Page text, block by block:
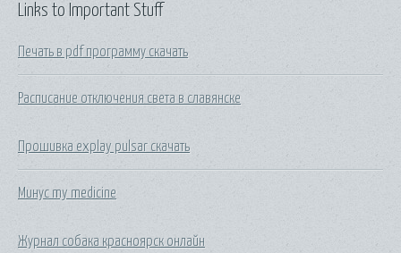
Links to Important Stuff
Печать в pdf программу скачать
Расписание отключения света в славянске
Прошивка explay pulsar скачать
Минус my medicine
Журнал собака красноярск онлайн